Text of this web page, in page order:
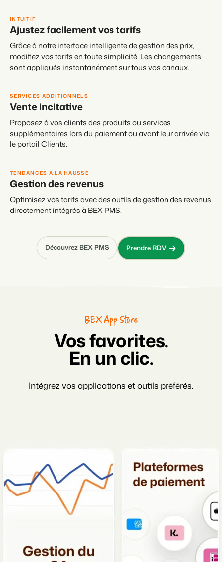
INTUITIF
Ajustez facilement vos tarifs
Grâce à notre interface intelligente de gestion des prix,
modifiez vos tarifs en toute simplicité. Les changements
sont appliqués instantanément sur tous vos canaux.
SERVICES ADDITIONNELS
Vente incitative
Proposez à vos clients des produits ou services
supplémentaires lors du paiement ou avant leur arrivée via
le portail Clients.
TENDANCES À LA HAUSSE
Gestion des revenus
Optimisez vos tarifs avec des outils de gestion des revenus
directement intégrés à BEX PMS.
Prendre RDV
Découvrez BEX PMS
BEX App Store
Vos favorites.
En un clic.
Intégrez vos applications et outils préférés.